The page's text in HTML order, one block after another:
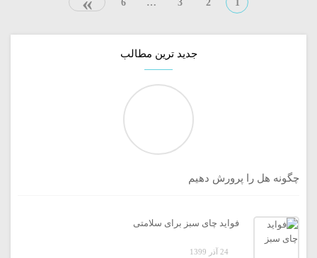
1
2
3
…
6
جدید ترین مطالب
چگونه هل را پرورش دهیم
فواید چای سبز برای سلامتی
24 آذر 1399